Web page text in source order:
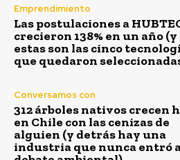
Emprendimiento
Las postulaciones a
crecieron 138% en un año (y
estas son las cinco
que quedaron
Conversamos con
312 árboles nativos crecen
en Chile con las cenizas de
alguien (y detrás hay una
industria que nunca entró